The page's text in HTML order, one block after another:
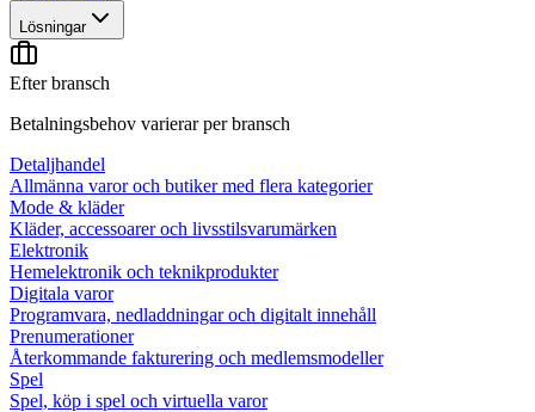
Lösningar
Efter bransch
Betalningsbehov varierar per bransch
Detaljhandel
Allmänna varor och butiker med flera kategorier
Mode & kläder
Kläder, accessoarer och livsstilsvarumärken
Elektronik
Hemelektronik och teknikprodukter
Digitala varor
Programvara, nedladdningar och digitalt innehåll
Prenumerationer
Återkommande fakturering och medlemsmodeller
Spel
Spel, köp i spel och virtuella varor